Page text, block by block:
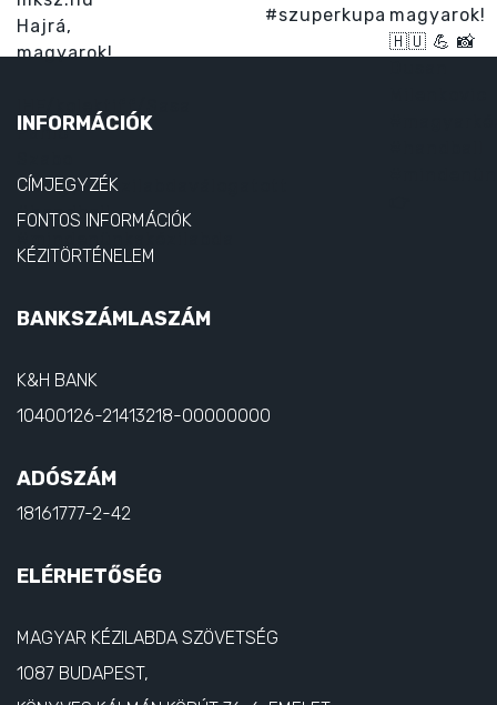
INFORMÁCIÓK
CÍMJEGYZÉK
FONTOS INFORMÁCIÓK
KÉZITÖRTÉNELEM
BANKSZÁMLASZÁM
K&H BANK
10400126-21413218-00000000
ADÓSZÁM
18161777-2-42
ELÉRHETŐSÉG
MAGYAR KÉZILABDA SZÖVETSÉG
1087 BUDAPEST,